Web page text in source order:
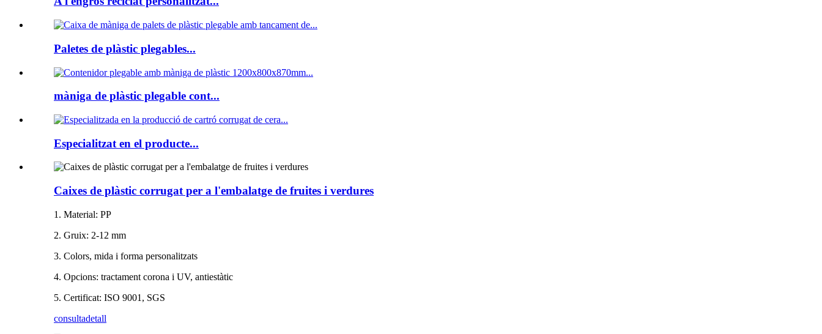
Paletes de plàstic plegables...
màniga de plàstic plegable cont...
Especialitzat en el producte...
Caixes de plàstic corrugat per a l'embalatge de fruites i verdures
1. Material: PP
2. Gruix: 2-12 mm
3. Colors, mida i forma personalitzats
4. Opcions: tractament corona i UV, antiestàtic
5. Certificat: ISO 9001, SGS
consultadetall